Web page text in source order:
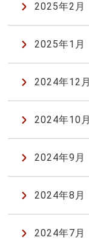
2025年2月
2025年1月
2024年12月
2024年10月
2024年9月
2024年8月
2024年7月